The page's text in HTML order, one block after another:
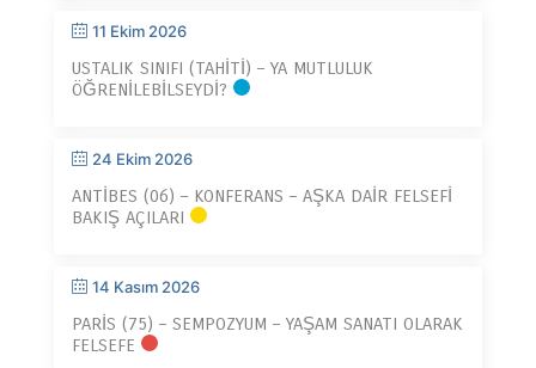
11 Ekim 2026
USTALIK SINIFI (TAHITI) – YA MUTLULUK
ÖĞRENILEBILSEYDI?
24 Ekim 2026
ANTIBES (06) – KONFERANS – AŞKA DAIR FELSEFI
BAKIŞ AÇILARI
14 Kasım 2026
PARIS (75) – SEMPOZYUM – YAŞAM SANATI OLARAK
FELSEFE